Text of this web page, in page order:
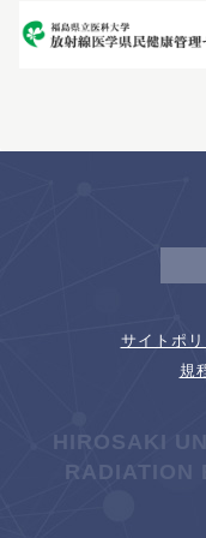
サイトポ
規
HIROSAKI
RADIATION